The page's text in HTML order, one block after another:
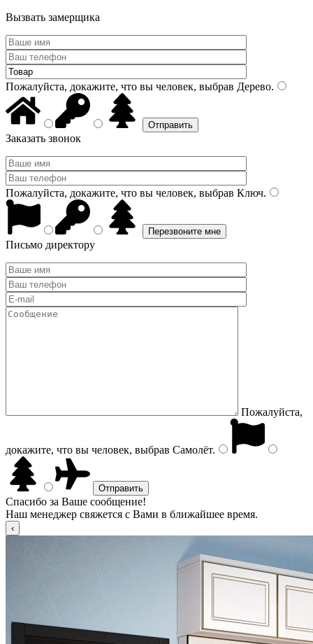
Вызвать замерщика
Пожалуйста, докажите, что вы человек, выбрав Дерево.
Заказать звонок
Пожалуйста, докажите, что вы человек, выбрав Ключ.
Письмо директору
Пожалуйста,
докажите, что вы человек, выбрав Самолёт.
Спасибо за Ваше сообщение!
Наш менеджер свяжется с Вами в ближайшее время.